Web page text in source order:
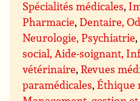
Spécialités médicales,
Pharmacie,Dentaire,
Neurologie, Psychiatrie,
social, Aide-soignant,
vétérinaire,Revues
paramédicales,Éthique